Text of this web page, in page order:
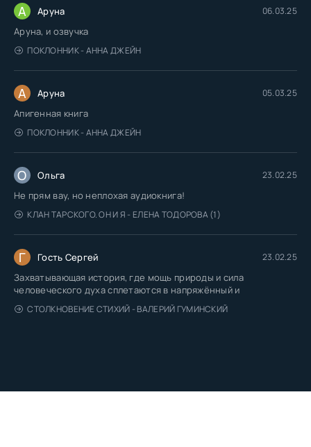
А Аруна 06.03.25
Аруна, и озвучка
ПОКЛОННИК - АННА ДЖЕЙН
А Аруна 05.03.25
Апигенная книга
ПОКЛОННИК - АННА ДЖЕЙН
О Ольга 23.02.25
Не прям вау, но неплохая аудиокнига!
КЛАН ТАРСКОГО. ОН И Я - ЕЛЕНА ТОДОРОВА (1)
Г Гость Сергей 23.02.25
Захватывающая история, где мощь природы и сила
человеческого духа сплетаются в напряжённый и
СТОЛКНОВЕНИЕ СТИХИЙ - ВАЛЕРИЙ ГУМИНСКИЙ